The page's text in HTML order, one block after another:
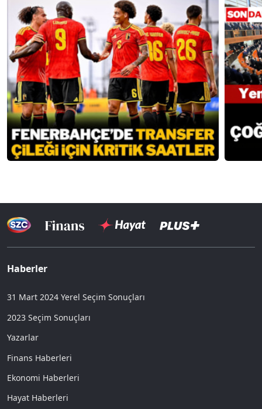
Haberler
31 Mart 2024 Yerel Seçim Sonuçları
2023 Seçim Sonuçları
Yazarlar
Finans Haberleri
Ekonomi Haberleri
Hayat Haberleri